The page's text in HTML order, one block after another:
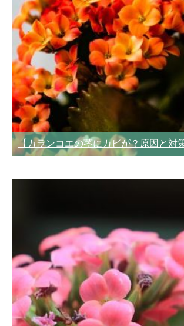
【カランコエの茎にカビが？原因と対